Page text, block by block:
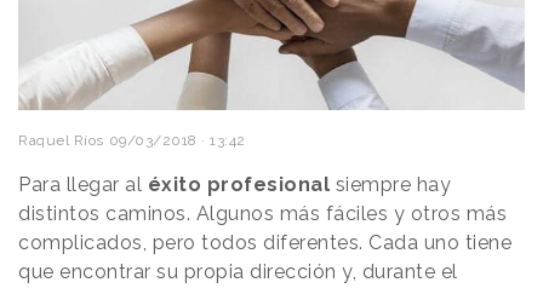
Raquel Ríos 09/03/2018 · 13:42
Para llegar al éxito profesional siempre hay
distintos caminos. Algunos más fáciles y otros más
complicados, pero todos diferentes. Cada uno tiene
que encontrar su propia dirección y, durante el